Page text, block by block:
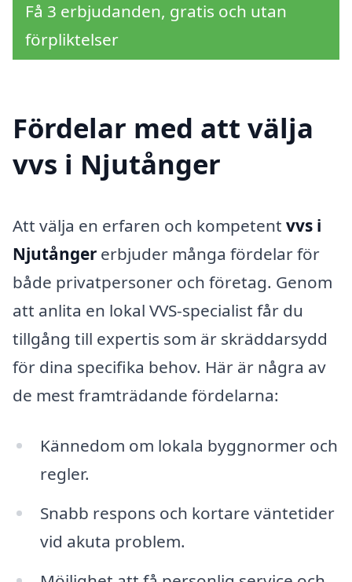
Få 3 erbjudanden, gratis och utan
förpliktelser
Fördelar med att välja
vvs i Njutånger
Att välja en erfaren och kompetent vvs i
Njutånger erbjuder många fördelar för
både privatpersoner och företag. Genom
att anlita en lokal VVS-specialist får du
tillgång till expertis som är skräddarsydd
för dina specifika behov. Här är några av
de mest framträdande fördelarna:
Kännedom om lokala byggnormer och
regler.
Snabb respons och kortare väntetider
vid akuta problem.